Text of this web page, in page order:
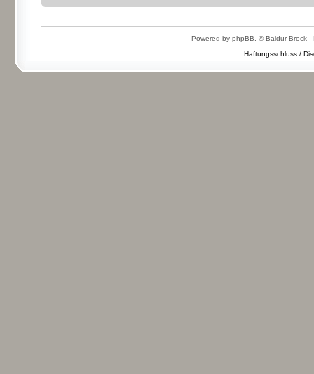
Powered by phpBB, © Baldur Brock -
Haftungsschluss /